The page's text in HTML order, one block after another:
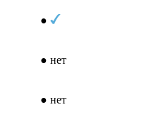
●
● нет
● нет